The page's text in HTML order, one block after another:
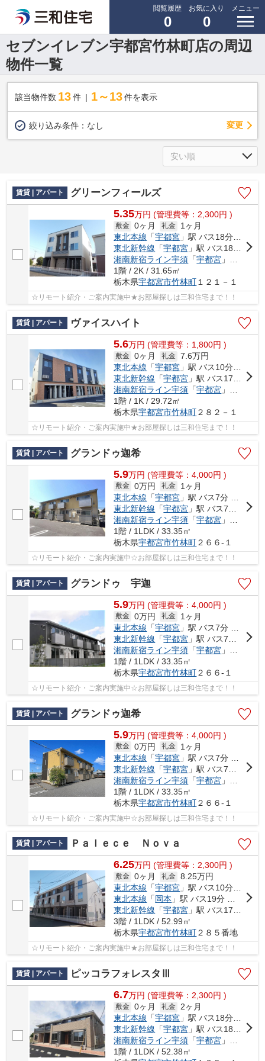
閲覧履歴
0
お気に入り
0
メニュー
セブンイレブン宇都宮竹林町店の周辺
物件一覧
該当物件数 13件 1～13 件を表示
絞り込み条件： なし 変更
賃貸 | アパート グリーンフィールズ
5.35万円 (管理費等：2,300円 )
敷金 0ヶ月 礼金
1ヶ月
東北本線 「宇都宮 」駅 バス18分 「豊郷南小学校前」 停歩9分
東北新幹線 「宇都宮 」駅 バス18分 「豊郷南小学校前」 停歩9分
湘南新宿ライン宇須 「宇都宮 」駅 バス18分 「豊郷南小学校前」 停歩9分
1階 / 2K / 31.65㎡
栃木県宇都宮市竹林町１２１－１
☆リモート紹介・ご案内実施中★お部屋探しは三和住宅まで！！
賃貸 | アパート ヴァイスハイト
5.6万円 (管理費等：1,800円 )
敷金 0ヶ月 礼金 7.6万円
東北本線 「宇都宮 」駅 バス10分 「竹林」 停歩5分
東北新幹線 「宇都宮 」駅 バス17分 「竹林」 停歩5分
湘南新宿ライン宇須 「宇都宮 」駅 バス17分 「竹林」 停歩5分
1階 / 1K / 29.72㎡
栃木県宇都宮市竹林町２８２－１
☆リモート紹介・ご案内実施中★お部屋探しは三和住宅まで！！
賃貸 | アパート グランドゥ迦希
5.9万円 (管理費等：4,000円 )
敷金 0万円 礼金
1ヶ月
東北本線 「宇都宮 」駅 バス7分 「竹林保育園入口」 停歩3分
東北新幹線 「宇都宮 」駅 バス7分 「竹林保育園入口」 停歩3分
湘南新宿ライン宇須 「宇都宮 」駅 バス7分 「竹林保育園入口」 停歩3分
1階 / 1LDK / 33.35㎡
栃木県宇都宮市竹林町２６６-１
☆リモート紹介・ご案内実施中☆お部屋探しは三和住宅まで！！
賃貸 | アパート グランドゥ 宇迦
5.9万円 (管理費等：4,000円 )
敷金 0万円 礼金
1ヶ月
東北本線 「宇都宮 」駅 バス7分 「竹林保育園入口」 停歩3分
東北新幹線 「宇都宮 」駅 バス7分 「竹林保育園入口」 停歩3分
湘南新宿ライン宇須 「宇都宮 」駅 バス7分 「竹林保育園入口」 停歩3分
1階 / 1LDK / 33.35㎡
栃木県宇都宮市竹林町２６６-１
☆リモート紹介・ご案内実施中☆お部屋探しは三和住宅まで！！
賃貸 | アパート グランドゥ迦希
5.9万円 (管理費等：4,000円 )
敷金 0万円 礼金
1ヶ月
東北本線 「宇都宮 」駅 バス7分 「竹林保育園入口」 停歩3分
東北新幹線 「宇都宮 」駅 バス7分 「竹林保育園入口」 停歩3分
湘南新宿ライン宇須 「宇都宮 」駅 バス7分 「竹林保育園入口」 停歩3分
1階 / 1LDK / 33.35㎡
栃木県宇都宮市竹林町２６６-１
☆リモート紹介・ご案内実施中☆お部屋探しは三和住宅まで！！
賃貸 | アパート Ｐａｌｅｃｅ Ｎｏｖａ
6.25万円 (管理費等：2,300円 )
敷金 0ヶ月 礼金 8.25万円
東北本線 「宇都宮 」駅 バス10分 「竹林保育園入口」 停歩2分
東北本線 「岡本 」駅 バス19分 「竹林保育園入口」 停歩2分
東北新幹線 「宇都宮 」駅 バス17分 「竹林」 停歩5分
3階 / 1LDK / 52.99㎡
栃木県宇都宮市竹林町２８５番地
☆リモート紹介・ご案内実施中★お部屋探しは三和住宅まで！！
賃貸 | アパート ピッコラフォレスタⅢ
6.7万円 (管理費等：2,300円 )
敷金 0ヶ月 礼金 2ヶ月
東北本線 「宇都宮 」駅 バス18分 「豊郷南小学校前」 停歩8分
東北新幹線 「宇都宮 」駅 バス18分 「豊郷南小学校前」 停歩8分
湘南新宿ライン宇須 「宇都宮 」駅 バス18分 「豊郷南小学校前」 停歩8分
1階 / 1LDK / 52.38㎡